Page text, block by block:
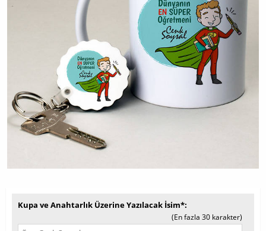
Kupa ve Anahtarlık Üzerine Yazılacak İsim*
(En fazla 30 karakter)